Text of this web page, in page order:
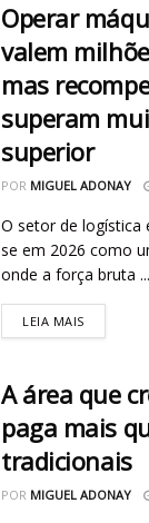
Operar
valem
mas
superam
superior
POR MIGUEL ADONAY
O setor de logística
se em 2026 como
onde a força bruta ...
LEIA MAIS
A área que
paga mais
tradicionais
POR MIGUEL ADONAY